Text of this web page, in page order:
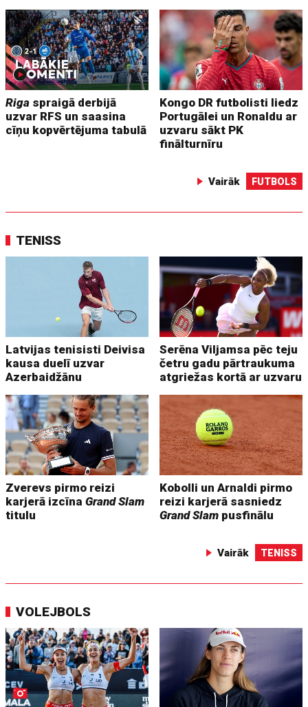
Riga spraigā derbijā
uzvar RFS un saasina
cīņu kopvērtējuma tabulā
Kongo DR futbolisti liedz
Portugālei un Ronaldu ar
uzvaru sākt PK
finālturnīru
Vairāk FUTBOLS
TENISS
Latvijas tenisisti Deivisa
kausa duelī uzvar
Azerbaidžānu
Serēna Viljamsa pēc teju
četru gadu pārtraukuma
atgriežas kortā ar uzvaru
Zverevs pirmo reizi
karjerā izcīnaGrand Slam
titulu
Kobolli un Arnaldi pirmo
reizi karjerā sasniedz
Grand Slam pusfinālu
Vairāk TENISS
VOLEJBOLS